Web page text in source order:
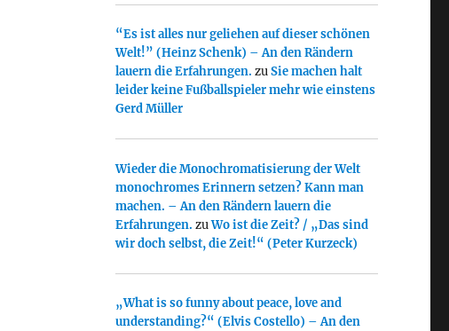
“Es ist alles nur geliehen auf dieser schönen
Welt!” (Heinz Schenk) – An den Rändern
lauern die Erfahrungen. zuSie machen halt
leider keine Fußballspieler mehr wie einstens
Gerd Müller
Wieder die Monochromatisierung der Welt
monochromes Erinnern setzen? Kann man
machen. – An den Rändern lauern die
Erfahrungen. zuWo ist die Zeit? / „Das sind
wir doch selbst, die Zeit!“ (Peter Kurzeck)
„What is so funny about peace, love and
understanding?“ (Elvis Costello) – An den